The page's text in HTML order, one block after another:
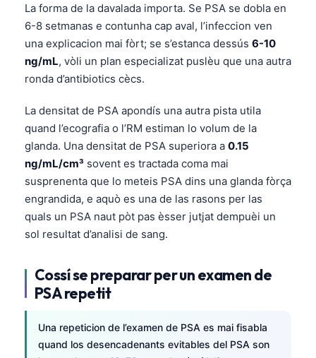
La forma de la davalada importa. Se PSA se dobla en
6-8 setmanas e contunha cap aval, l’infeccion ven
una explicacion mai fòrt; se s’estanca dessús 6-10
ng/mL, vòli un plan especializat puslèu que una autra
ronda d’antibiotics cècs.
La densitat de PSA apondís una autra pista utila
quand l’ecografia o l’RM estiman lo volum de la
glanda. Una densitat de PSA superiora a 0.15
ng/mL/cm³ sovent es tractada coma mai
susprenenta que lo meteis PSA dins una glanda fòrça
engrandida, e aquò es una de las rasons per las
quals un PSA naut pòt pas èsser jutjat dempuèi un
sol resultat d’analisi de sang.
Cossí se preparar per un examen de
PSA repetit
Una repeticion de l’examen de PSA es mai fisabla
quand los desencadenants evitables del PSA son
Bahasa Indonesia
Հայերեն
Íslenska
Српски језик
Bosanski
Azərbaycan dili
Eesti
日本語
Čeština
ქართული
Lietuvių kalba
Polski
한국어